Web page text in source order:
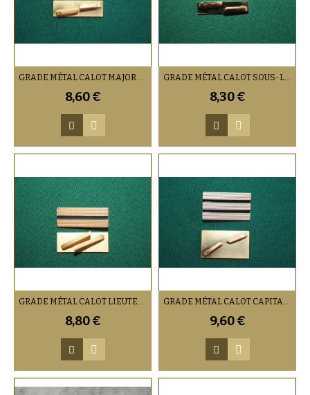
GRADE MÉTAL CALOT MAJOR OR
8,60 €
GRADE MÉTAL CALOT SOUS-LIEUTENANT OR
8,30 €
GRADE MÉTAL CALOT LIEUTENANT OR
8,80 €
GRADE MÉTAL CALOT CAPITAINE OR
9,60 €